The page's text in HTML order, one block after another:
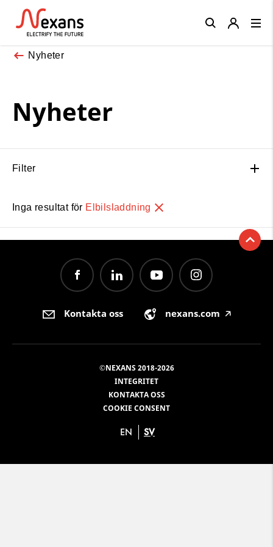
Nyheter
Nyheter
Filter
Inga resultat för Elbilsladdning
Close
Kontakta oss nexans.com 🡥
©NEXANS 2018-2026
INTEGRITET
KONTAKTA OSS
COOKIE CONSENT
EN SV